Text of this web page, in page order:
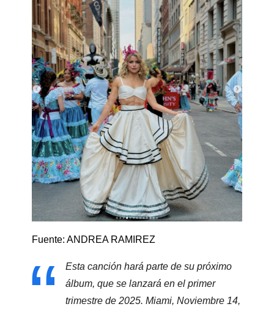
Fuente: ANDREA RAMIREZ
Esta canción hará parte de su próximo
álbum, que se lanzará en el primer
trimestre de 2025. Miami, Noviembre 14,